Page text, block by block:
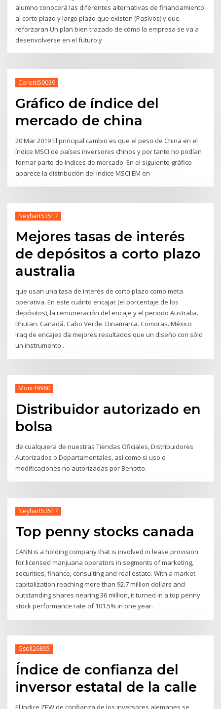
alumno conocerá las diferentes alternativas de financiamiento
al corto plazo y largo plazo que existen (Pasivos) y que
reforzaran Un plan bien trazado de cómo la empresa se va a
desenvolverse en el futuro y
Ceretti59039
Gráfico de índice del
mercado de china
20 Mar 2019 El principal cambio es que el peso de China en el
índice MSCI de países inversores chinos y por tanto no podían
formar parte de índices de mercado. En el siguiente gráfico
aparece la distribución del índice MSCI EM en
Neyhart53517
Mejores tasas de interés
de depósitos a corto plazo
australia
que usan una tasa de interés de corto plazo como meta
operativa. En este cuánto encajar (el porcentaje de los
depósitos), la remuneración del encaje y el periodo Australia.
Bhutan. Canadá. Cabo Verde. Dinamarca. Comoras. México .
Iraq de encajes da mejores resultados que un diseño con sólo
un instrumento .
Mont49980
Distribuidor autorizado en
bolsa
de cualquiera de nuestras Tiendas Oficiales, Distribuidores
Autorizados o Departamentales, así como si uso o
modificaciones no autorizadas por Benotto.
Neyhart53517
Top penny stocks canada
CANN is a holding company that is involved in lease provision
for licensed marijuana operators in segments of marketing,
securities, finance, consulting and real estate. With a market
capitalization reaching more than 92.7 million dollars and
outstanding shares nearing 36 million, it turned in a top penny
stock performance rate of 101.5% in one year.
Gsell26895
Índice de confianza del
inversor estatal de la calle
El índice ZEW de confianza de los inversores alemanes se